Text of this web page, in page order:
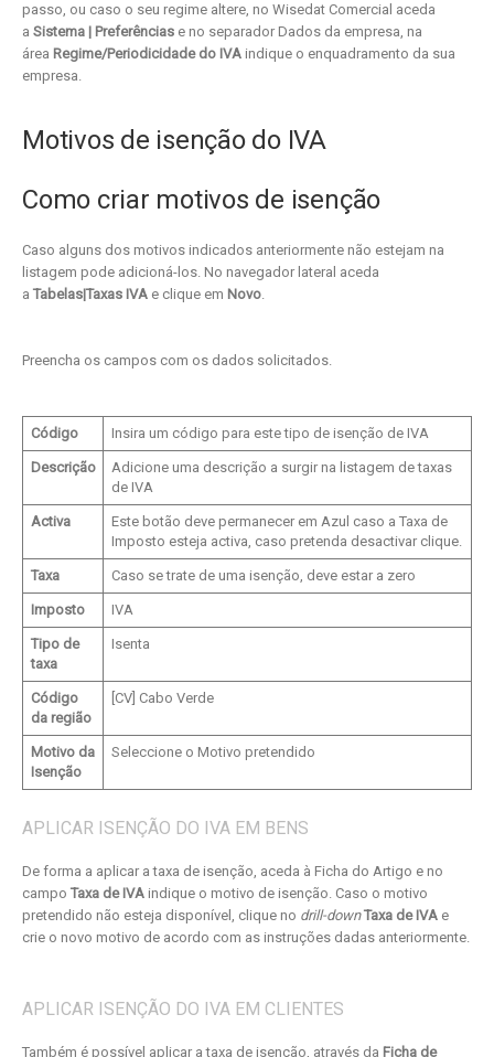
passo, ou caso o seu regime altere, no Wisedat Comercial aceda
a Sistema | Preferências e no separador Dados da empresa, na
área Regime/Periodicidade do IVA indique o enquadramento da sua
empresa.
Motivos de isenção do IVA
Como criar motivos de isenção
Caso alguns dos motivos indicados anteriormente não estejam na
listagem pode adicioná-los. No navegador lateral aceda
a Tabelas|Taxas IVA e clique em Novo.
Preencha os campos com os dados solicitados.
Código Insira um código para este tipo de isenção de IVA
Descrição
Adicione uma descrição a surgir na listagem de taxas
de IVA
Activa
Este botão deve permanecer em Azul caso a Taxa de
Imposto esteja activa, caso pretenda desactivar clique.
Taxa Caso se trate de uma isenção, deve estar a zero
Imposto IVA
Tipo de
taxa
Isenta
Código
da região
[CV] Cabo Verde
Motivo da
Isenção
Seleccione o Motivo pretendido
APLICAR ISENÇÃO DO IVA EM BENS
De forma a aplicar a taxa de isenção, aceda à Ficha do Artigo e no
campo Taxa de IVA indique o motivo de isenção. Caso o motivo
pretendido não esteja disponível, clique no drill-down Taxa de IVA e
crie o novo motivo de acordo com as instruções dadas anteriormente.
APLICAR ISENÇÃO DO IVA EM CLIENTES
Também é possível aplicar a taxa de isenção, através da Ficha de